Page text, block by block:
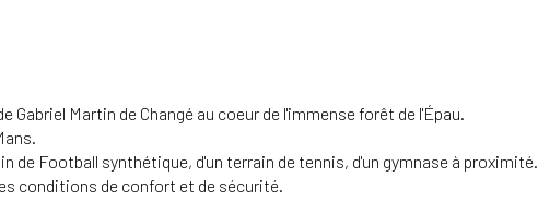
Gabriel Martin de Changé au coeur de l'immense forêt de l'Épau.
de Football synthétique, d'un terrain de tennis, d'un gymnase à proximité.
conditions de confort et de sécurité.